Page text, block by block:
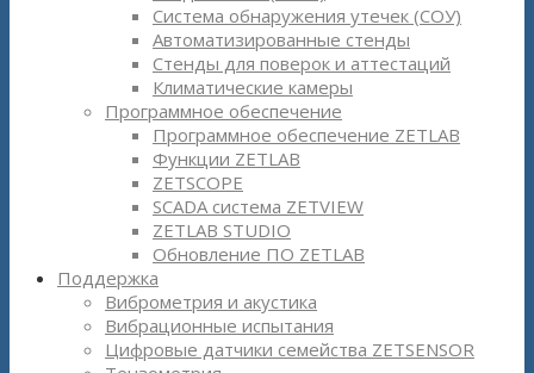
Система обнаружения утечек (СОУ)
Автоматизированные стенды
Стенды для поверок и аттестаций
Климатические камеры
Программное обеспечение
Программное обеспечение ZETLAB
Функции ZETLAB
ZETSCOPE
SCADA система ZETVIEW
ZETLAB STUDIO
Обновление ПО ZETLAB
Поддержка
Виброметрия и акустика
Вибрационные испытания
Цифровые датчики семейства ZETSENSOR